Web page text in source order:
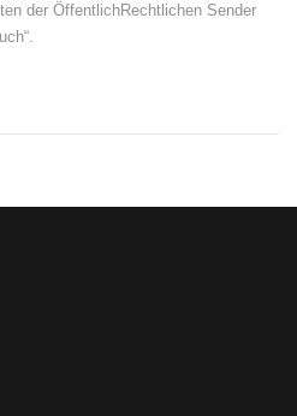
der ÖffentlichRechtlichen Sender